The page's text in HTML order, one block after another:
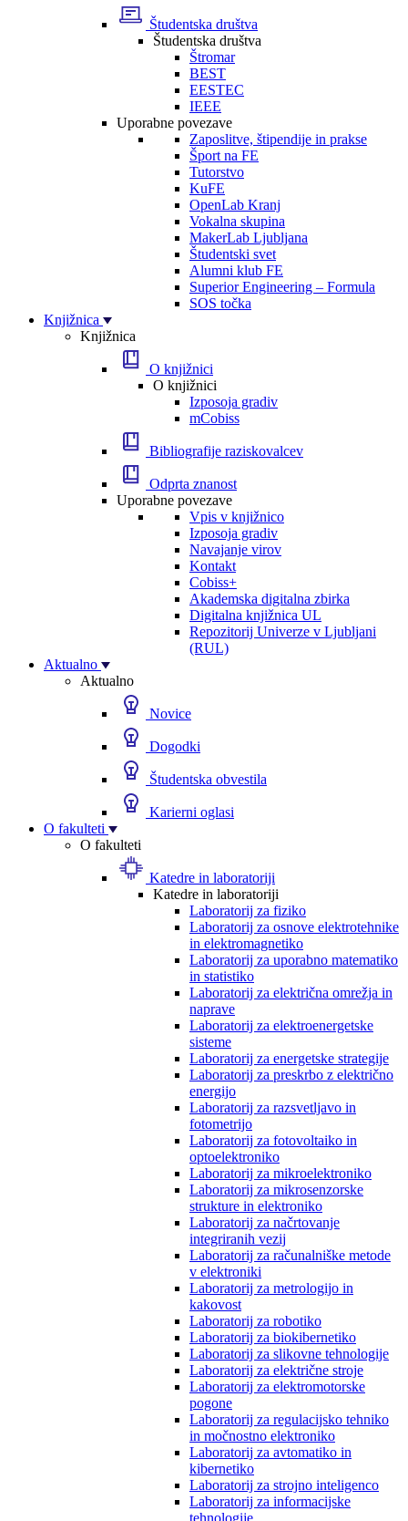
Študentska društva
Študentska društva
Štromar
BEST
EESTEC
IEEE
Uporabne povezave
Zaposlitve, štipendije in prakse
Šport na FE
Tutorstvo
KuFE
OpenLab Kranj
Vokalna skupina
MakerLab Ljubljana
Študentski svet
Alumni klub FE
Superior Engineering – Formula
SOS točka
Knjižnica
Knjižnica
O knjižnici
O knjižnici
Izposoja gradiv
mCobiss
Bibliografije raziskovalcev
Odprta znanost
Uporabne povezave
Vpis v knjižnico
Izposoja gradiv
Navajanje virov
Kontakt
Cobiss+
Akademska digitalna zbirka
Digitalna knjižnica UL
Repozitorij Univerze v Ljubljani
(RUL)
Aktualno
Aktualno
Novice
Dogodki
Študentska obvestila
Karierni oglasi
O fakulteti
O fakulteti
Katedre in laboratoriji
Katedre in laboratoriji
Laboratorij za fiziko
Laboratorij za osnove elektrotehnike
in elektromagnetiko
Laboratorij za uporabno matematiko
in statistiko
Laboratorij za električna omrežja in
naprave
Laboratorij za elektroenergetske
sisteme
Laboratorij za energetske strategije
Laboratorij za preskrbo z električno
energijo
Laboratorij za razsvetljavo in
fotometrijo
Laboratorij za fotovoltaiko in
optoelektroniko
Laboratorij za mikroelektroniko
Laboratorij za mikrosenzorske
strukture in elektroniko
Laboratorij za načrtovanje
integriranih vezij
Laboratorij za računalniške metode
v elektroniki
Laboratorij za metrologijo in
kakovost
Laboratorij za robotiko
Laboratorij za biokibernetiko
Laboratorij za slikovne tehnologije
Laboratorij za električne stroje
Laboratorij za elektromotorske
pogone
Laboratorij za regulacijsko tehniko
in močnostno elektroniko
Laboratorij za avtomatiko in
kibernetiko
Laboratorij za strojno inteligenco
Laboratorij za informacijske
tehnologije